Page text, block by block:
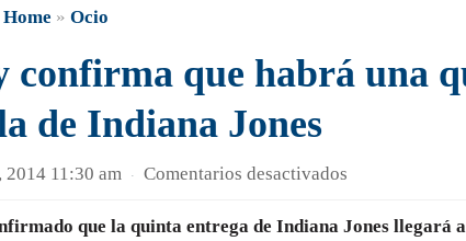
Home » Ocio
confirma que habrá una
de Indiana Jones
2014 11:30 am · Comentarios desactivados
confirma
que la quinta entrega de Indiana Jones llegará